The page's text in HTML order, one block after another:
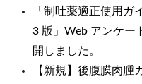
「制吐薬適正使用ガ
3 版」Web アンケー
開しました。
【新規】後腹膜肉腫